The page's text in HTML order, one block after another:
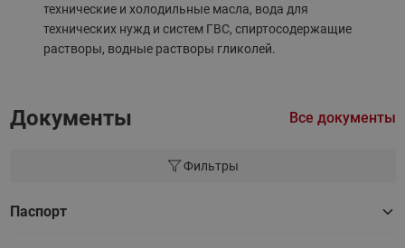
технические и холодильные масла, вода для
технических нужд и систем ГВС, спиртосодержащие
растворы, водные растворы гликолей.
Документы Все документы
Фильтры
Паспорт